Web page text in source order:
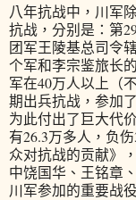
八年抗战中，川军
抗战，分别是：第
团军王陵基总司令
个军和李宗鉴旅长
军在40万人以上（
期出兵抗战，参加
为此付出了巨大代
有26.3万多人，负
众对抗战的贡献》
中饶国华、王铭章
川军参加的重要战